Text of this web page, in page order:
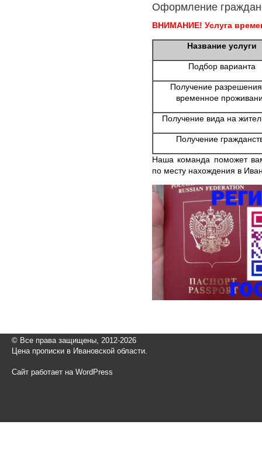
Оформление
ВНИМАНИЕ! Услуга
Название услуги
Подбор варианта
Получение
временное
Получение вида на
Получение
Наша команда поможет
по месту нахождения в
© Все права защищены, 2012-2026
Цена прописки в Ивановской области.
Сайт работает на WordPress